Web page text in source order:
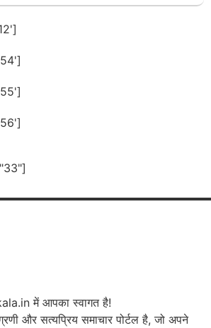
में आपका स्वागत है!
और सत्यप्रिय समाचार पोर्टल है, जो अपने